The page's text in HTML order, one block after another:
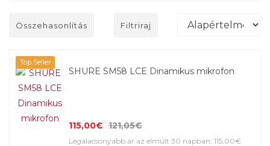
Összehasonlítás Filtriraj
Top Seller
SHURE SM58 LCE Dinamikus mikrofon
115,00€ 121,05€
Legalacsonyabb ár az elmúlt 30 napban: 115,00€